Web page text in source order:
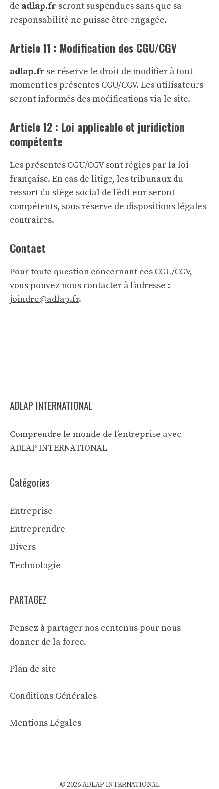
de adlap.fr seront suspendues sans que sa
responsabilité ne puisse être engagée.
Article 11 : Modification des CGU/CGV
adlap.fr se réserve le droit de modifier à tout
moment les présentes CGU/CGV. Les utilisateurs
seront informés des modifications via le site.
Article 12 : Loi applicable et juridiction
compétente
Les présentes CGU/CGV sont régies par la loi
française. En cas de litige, les tribunaux du
ressort du siège social de l’éditeur seront
compétents, sous réserve de dispositions légales
contraires.
Contact
Pour toute question concernant ces CGU/CGV,
vous pouvez nous contacter à l’adresse :
joindre@adlap.fr.
ADLAP INTERNATIONAL
Comprendre le monde de l’entreprise avec
ADLAP INTERNATIONAL
Catégories
Entreprise
Entreprendre
Divers
Technologie
PARTAGEZ
Pensez à partager nos contenus pour nous
donner de la force.
Plan de site
Conditions Générales
Mentions Légales
© 2026 ADLAP INTERNATIONAL